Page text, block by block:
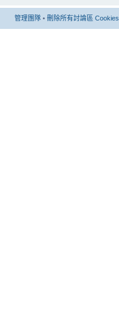
管理團隊 • 刪除所有討論區 Cookies